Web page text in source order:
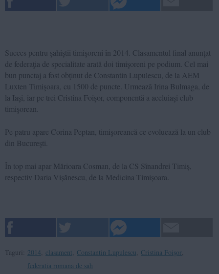
Succes pentru şahiştii timişoreni în 2014. Clasamentul final anunţat
de federaţia de specialitate arată doi timişoreni pe podium. Cel mai
bun punctaj a fost obţinut de Constantin Lupulescu, de la AEM
Luxten Timişoara, cu 1500 de puncte. Urmează Irina Bulmaga, de
la Iaşi, iar pe trei Cristina Foişor, componentă a aceluiaşi club
timişorean.
Pe patru apare Corina Peptan, timişoreancă ce evoluează la un club
din Bucureşti.
În top mai apar Mărioara Cosman, de la CS Sînandrei Timiș,
respectiv Daria Vișănescu, de la Medicina Timișoara.
Taguri: 2014, clasament, Constantin Lupulescu, Cristina Foişor,
federatia romana de sah